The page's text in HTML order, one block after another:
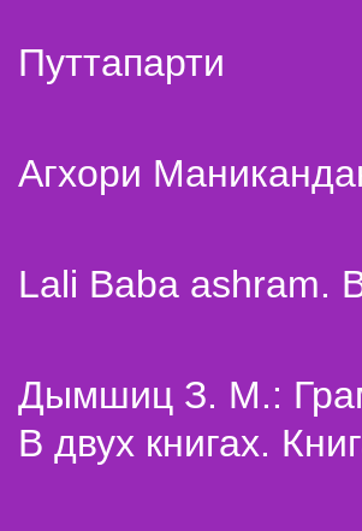
Путтапарти
Агхори
Lali Baba ashram.
Дымшиц З. М.:
В двух книгах.